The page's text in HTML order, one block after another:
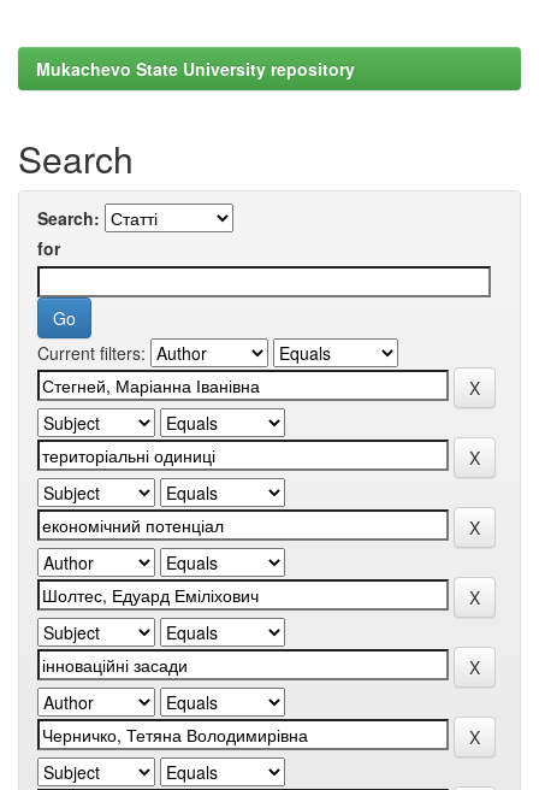
Mukachevo State University repository
Search
Search:
for
Current filters: